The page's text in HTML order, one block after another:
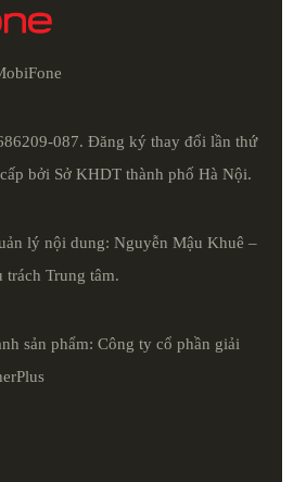
087. Đăng ký thay đổi lần thứ
bởi Sở KHDT thành phố Hà Nội.
lý nội dung: Nguyễn Mậu Khuê –
trách Trung tâm.
sản phẩm: Công ty cổ phần giải